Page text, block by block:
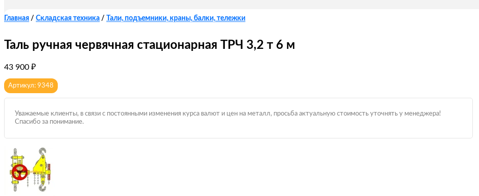
Главная / Складская техника / Тали, подъемники, краны, балки, тележки
Таль ручная червячная стационарная ТРЧ 3,2 т 6 м
43 900 ₽
Артикул: 9348
Уважаемые клиенты, в связи с постоянными изменения курса валют и цен на металл, просьба актуальную стоимость уточнять у менеджера!
Спасибо за понимание.